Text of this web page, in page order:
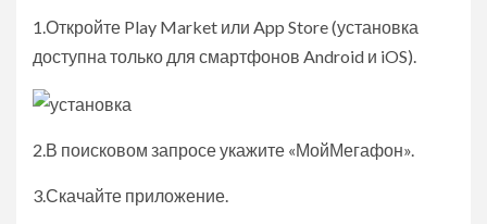
1.Откройте Play Market или App Store (установка
доступна только для смартфонов Android и iOS).
2.В поисковом запросе укажите «МойМегафон».
3.Скачайте приложение.